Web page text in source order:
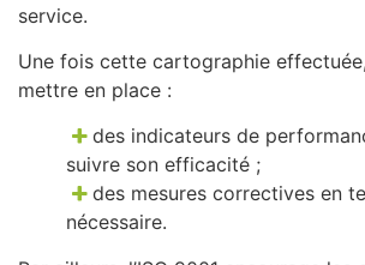
service.
Une fois cette cartographie
mettre en place :
des indicateurs de
suivre son efficacité ;
des mesures correctives en
nécessaire.